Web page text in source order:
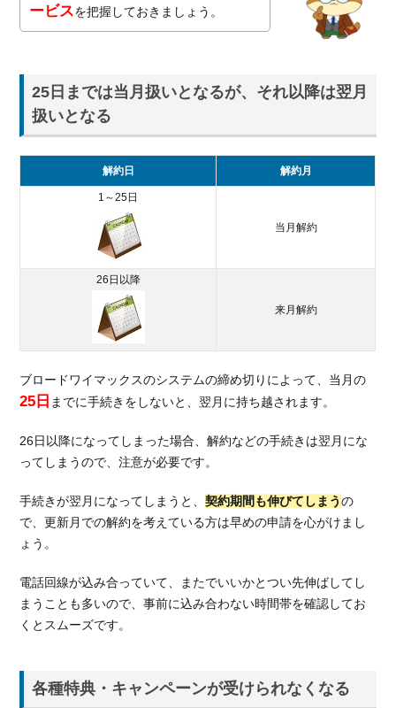
ービスを把握しておきましょう。
25日までは当月扱いとなるが、それ以降は翌月
扱いとなる
解約日 解約月
1～25日
当月解約
26日以降
来月解約
ブロードワイマックスのシステムの締め切りによって、当月の
25日 までに手続きをしないと、翌月に持ち越されます。
26日以降になってしまった場合、解約などの手続きは翌月にな
ってしまうので、注意が必要です。
手続きが翌月になってしまうと、契約期間も伸びてしまうの
で、更新月での解約を考えている方は早めの申請を心がけまし
ょう。
電話回線が込み合っていて、またでいいかとつい先伸ばしてし
まうことも多いので、事前に込み合わない時間帯を確認してお
くとスムーズです。
各種特典・キャンペーンが受けられなくなる